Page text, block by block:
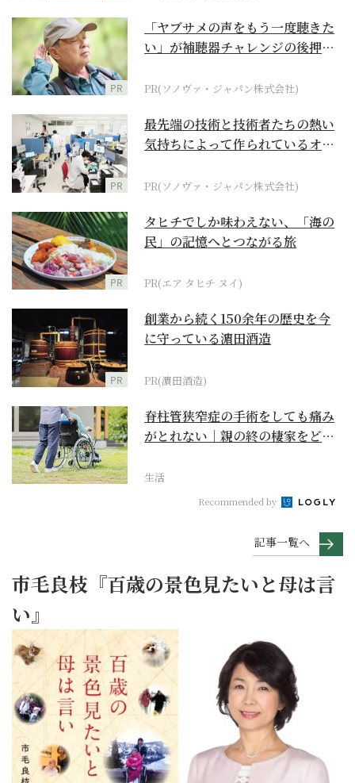
PR
「ヤブサメの声をもう一度聴きた
い」が補聴器チャレンジの後押し
PR(ソノヴァ・ジャパン株式会社)
PR
最先端の技術と技術者たちの熱い
気持ちによって作られているオー
PR(ソノヴァ・ジャパン株式会社)
PR
タヒチでしか味わえない、「海の
民」の記憶へとつながる旅
PR(エア タヒチ ヌイ)
PR
創業から続く150余年の歴史を今
に守っている濵田酒造
PR(濵田酒造)
脊柱管狭窄症の手術をしても痛み
がとれない｜親の終の棲家をどう
生活
Recommended by
記事一覧へ
市毛良枝『百歳の景色見たいと母は言
い』